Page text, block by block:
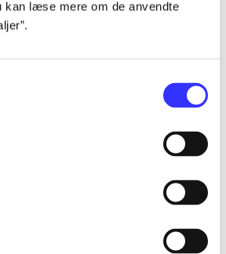
kan læse mere om de anvendte
fordelt på udgivelser